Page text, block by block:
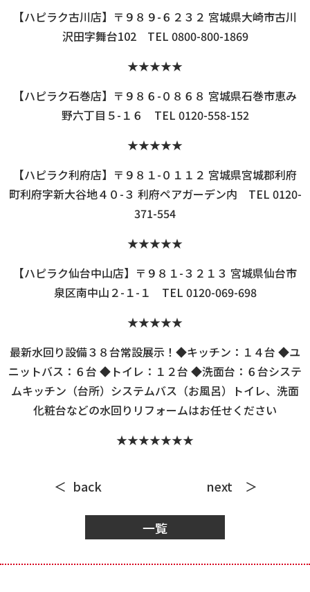
【ハピラク古川店】〒９８９-６２３２ 宮城県大崎市古川
沢田字舞台102 TEL 0800-800-1869
★★★★★
【ハピラク石巻店】〒９８６-０８６８ 宮城県石巻市恵み
野六丁目５-１６ TEL 0120-558-152
★★★★★
【ハピラク利府店】〒９８１-０１１２ 宮城県宮城郡利府
町利府字新大谷地４０-３ 利府ペアガーデン内 TEL 0120-
371-554
★★★★★
【ハピラク仙台中山店】〒９８１-３２１３ 宮城県仙台市
泉区南中山２-１-１ TEL 0120-069-698
★★★★★
最新水回り設備３８台常設展示！◆キッチン：１４台 ◆ユ
ニットバス：６台 ◆トイレ：１２台 ◆洗面台：６台システ
ムキッチン（台所）システムバス（お風呂）トイレ、洗面
化粧台などの水回りリフォームはお任せください
★★★★★★★
back
一覧
next